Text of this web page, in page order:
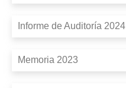
Informe de Auditoría 2024
Memoria 2023